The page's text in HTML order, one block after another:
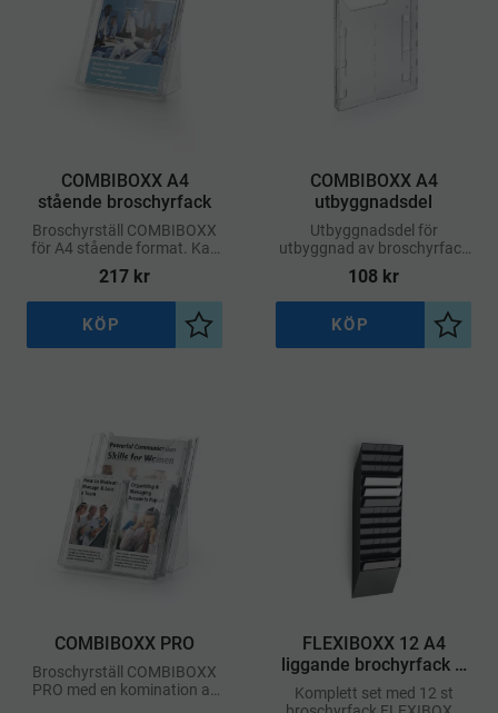
COMBIBOXX A4
stående broschyrfack
Broschyrställ COMBIBOXX
för A4 stående format. Kan
användas som bords- eller
väggställ. Utbyggbar.
217 kr
Lägg till i önskelista
KÖP
COMBIBOXX A4
utbyggnadsdel
Utbyggnadsdel för
utbyggnad av broschyrfack
COMBIBOXX A4 stående
format.
108 kr
Lägg
KÖP
COMBIBOXX PRO
Broschyrställ COMBIBOXX
PRO med en komination av
FLEXIBOXX 12 A4
liggande brochyrfack –
Svart
Komplett set med 12 st